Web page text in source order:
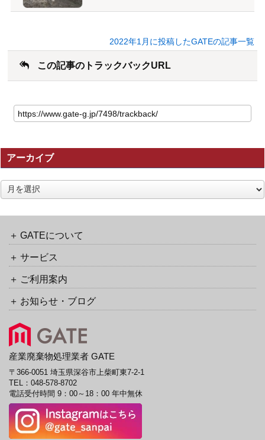
2022年1月に投稿したGATEの記事一覧
この記事のトラックバックURL
の
記
の
ト
ラ
ッ
ク
ッ
URL
アーカイブ
ア
ー
GATEについて
サービス
ご利用案内
お知らせ・ブログ
産業廃棄物処理業者 GATE
〒366-0051 埼玉県深谷市上柴町東7-2-1
TEL： 048-578-8702
電話受付時間 9：00～18：00 年中無休